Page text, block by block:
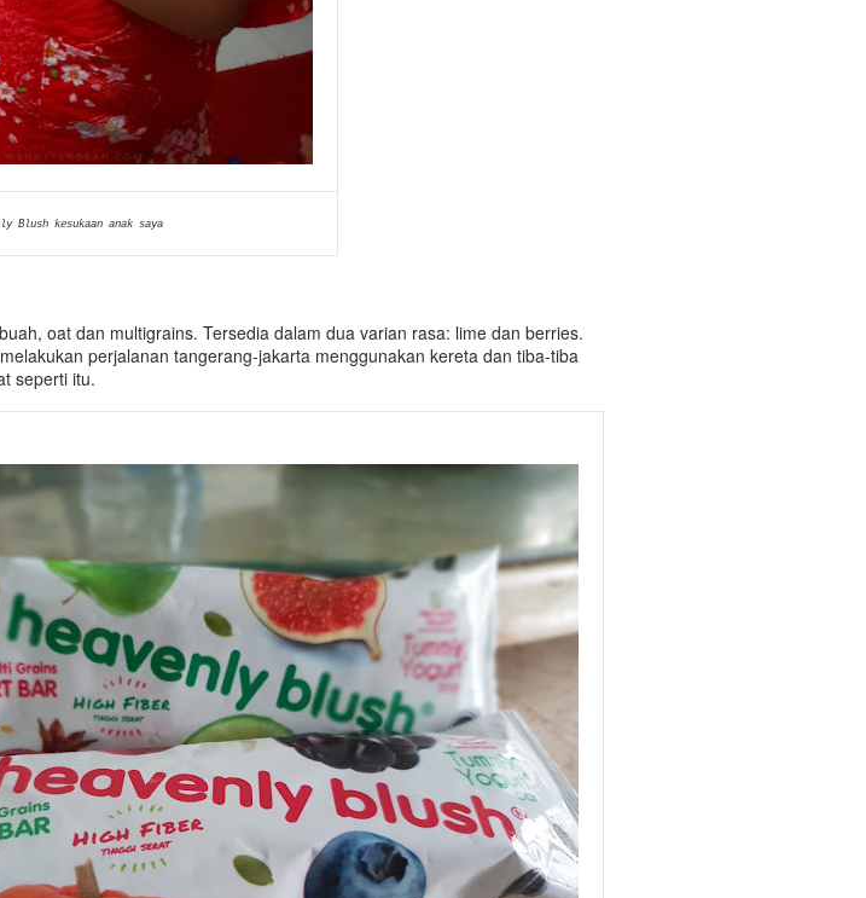
Blush kesukaan anak saya
oat dan multigrains. Tersedia dalam dua varian rasa: lime dan berries.
perjalanan tangerang-jakarta menggunakan kereta dan tiba-tiba
seperti itu.